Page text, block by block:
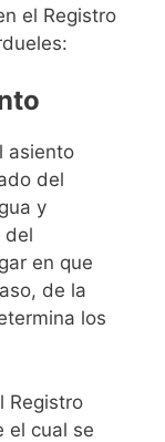
el Registro
asiento
del
y
del
en que
de la
los
Registro
el cual se